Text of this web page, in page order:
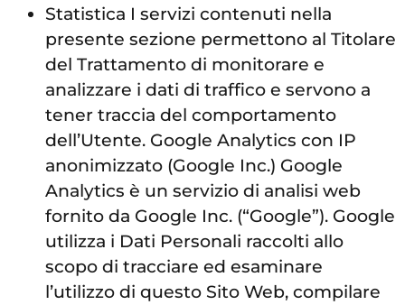
Statistica I servizi contenuti nella
presente sezione permettono al Titolare
del Trattamento di monitorare e
analizzare i dati di traffico e servono a
tener traccia del comportamento
dell’Utente. Google Analytics con IP
anonimizzato (Google Inc.) Google
Analytics è un servizio di analisi web
fornito da Google Inc. (“Google”). Google
utilizza i Dati Personali raccolti allo
scopo di tracciare ed esaminare
l’utilizzo di questo Sito Web, compilare